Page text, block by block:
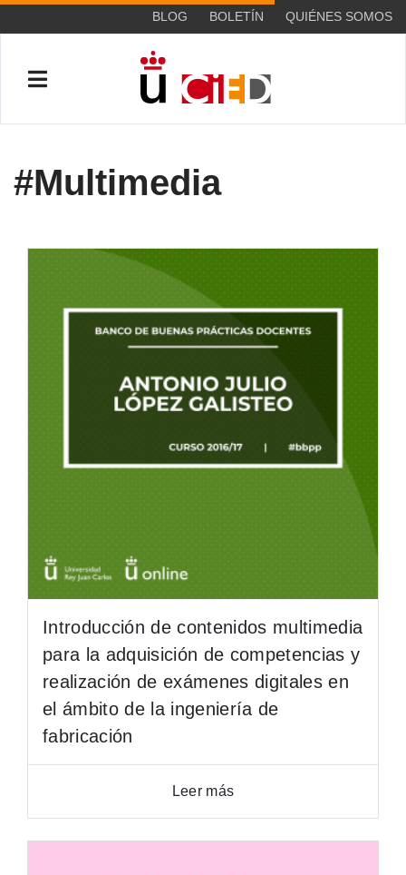
BLOG BOLETÍN QUIÉNES SOMOS
#Multimedia
Introducción de contenidos multimedia
para la adquisición de competencias y
realización de exámenes digitales en
el ámbito de la ingeniería de
fabricación
Leer más